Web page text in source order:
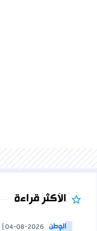
الأكثر قراءة
الوطن 04-08-2026